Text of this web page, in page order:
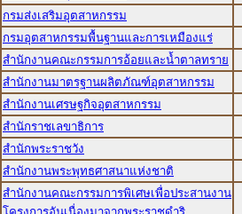
กรมส่งเสริมอุตสาหกรรม
กรมอุตสาหกรรมพื้นฐานและการเหมืองแร่
สำนักงานคณะกรรมการอ้อยและน้ำตาลทราย
สำนักงานมาตรฐานผลิตภัณฑ์อุตสาหกรรม
สำนักงานเศรษฐกิจอุตสาหกรรม
สำนักราชเลขาธิการ
สำนักพระราชวัง
สำนักงานพระพุทธศาสนาแห่งชาติ
สำนักงานคณะกรรมการพิเศษเพื่อประสานงาน